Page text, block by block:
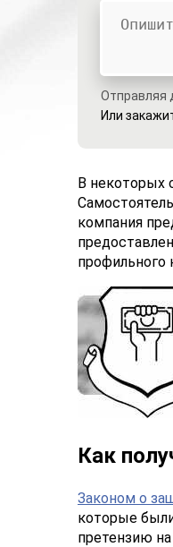
Отправляя
Или
В некоторых
компания
профильного
Как
Законом о
которые
претензию